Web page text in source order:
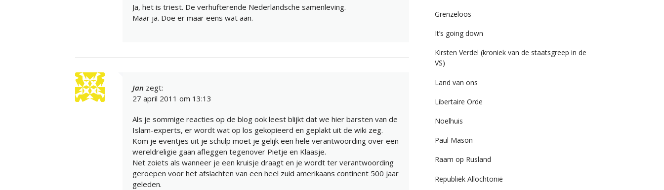
Ja, het is triest. De verhufterende Nederlandsche samenleving.
Maar ja. Doe er maar eens wat aan.
Jan zegt:
27 april 2011 om 13:13
Als je sommige reacties op de blog ook leest blijkt dat we hier barsten van de
Islam-experts, er wordt wat op los gekopieerd en geplakt uit de wiki zeg.
Kom je eventjes uit je schulp moet je gelijk een hele verantwoording over een
wereldreligie gaan afleggen tegenover Pietje en Klaasje.
Net zoiets als wanneer je een kruisje draagt en je wordt ter verantwoording
geroepen voor het afslachten van een heel zuid amerikaans continent 500 jaar
geleden.
Grenzeloos
It’s going down
Kirsten Verdel (kroniek van de staatsgreep in de
VS)
Land van ons
Libertaire Orde
Noelhuis
Paul Mason
Raam op Rusland
Republiek Allochtonië